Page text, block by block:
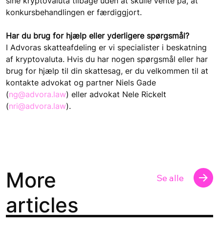
konkursbehandlingen er færdiggjort.
Har du brug for hjælp eller yderligere spørgsmål?
I Advoras skatteafdeling er vi specialister i beskatning
af kryptovaluta. Hvis du har nogen spørgsmål eller har
brug for hjælp til din skattesag, er du velkommen til at
kontakte advokat og partner Niels Gade
(ng@advora.law) eller advokat Nele Rickelt
(nri@advora.law).
More
articles
Se alle